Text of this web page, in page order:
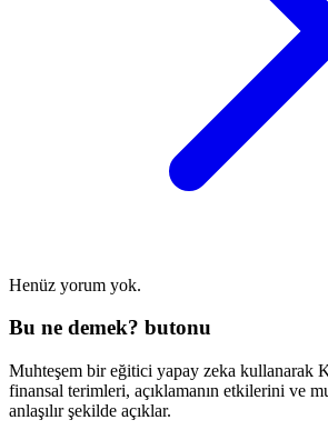
Henüz yorum yok.
Bu ne demek? butonu
Muhteşem bir eğitici yapay zeka kullanarak
finansal terimleri, açıklamanın etkilerini ve
anlaşılır şekilde açıklar.